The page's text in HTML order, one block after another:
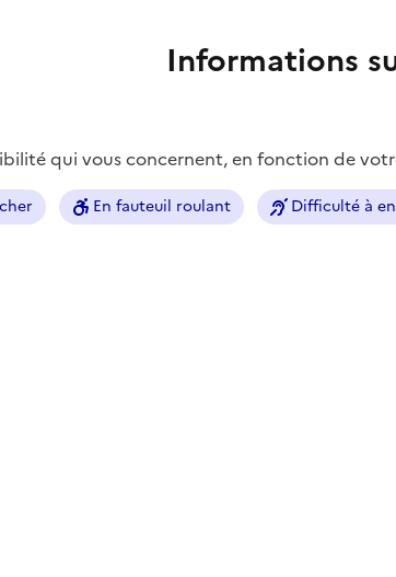
Informations
qui vous concernent, en fonction de
En fauteuil roulant Difficulté à